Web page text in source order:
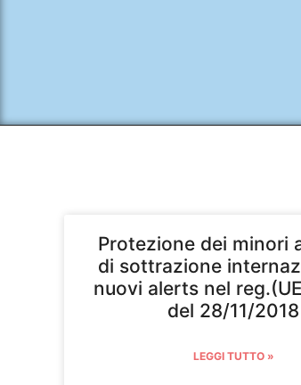
Protezione dei minori
di sottrazione
nuovi alerts nel
del 28/11/2018
LEGGI TUTTO »